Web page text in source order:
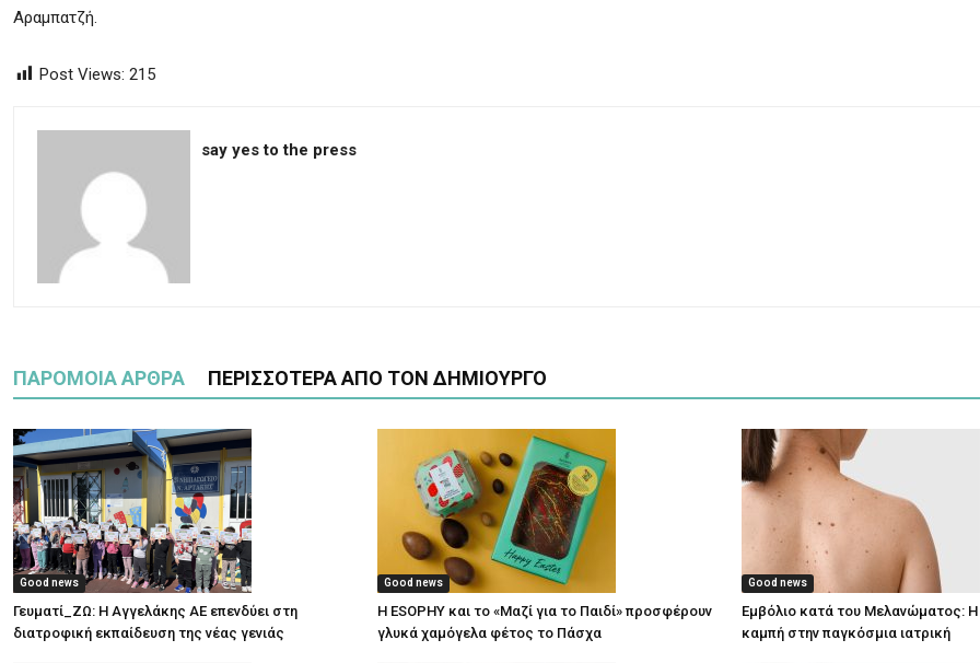
Αραμπατζή.
Post Views: 215
say yes to the press
ΠΑΡΟΜΟΙΑ ΑΡΘΡΑ ΠΕΡΙΣΣΟΤΕΡΑ ΑΠΟ ΤΟΝ ΔΗΜΙΟΥΡΓΟ
Good news
Γευματί_ΖΩ: Η Αγγελάκης ΑΕ επενδύει στη
διατροφική εκπαίδευση της νέας γενιάς
Good news
Η ESOPHY και το «Μαζί για το Παιδί» προσφέρουν
γλυκά χαμόγελα φέτος το Πάσχα
Good news
Εμβόλιο κατά του Μελανώματος: Η
καμπή στην παγκόσμια ιατρική